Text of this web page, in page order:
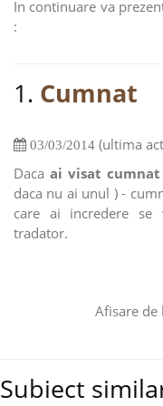
In continuare va
:
1. Cumnat
03/03/2014 (ultima
Daca ai visat cumnat
daca nu ai unul ) -
care ai incredere se
tradator.
Afisare de
Subiect